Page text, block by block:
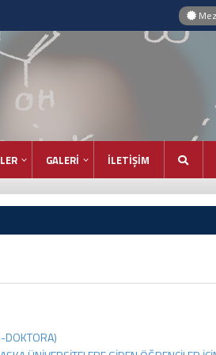
GALERİ İLETİŞİM
DOKTORA)